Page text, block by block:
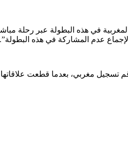
في هذه البطولة عبر رحلة
عدم المشاركة في هذه البطولة”.